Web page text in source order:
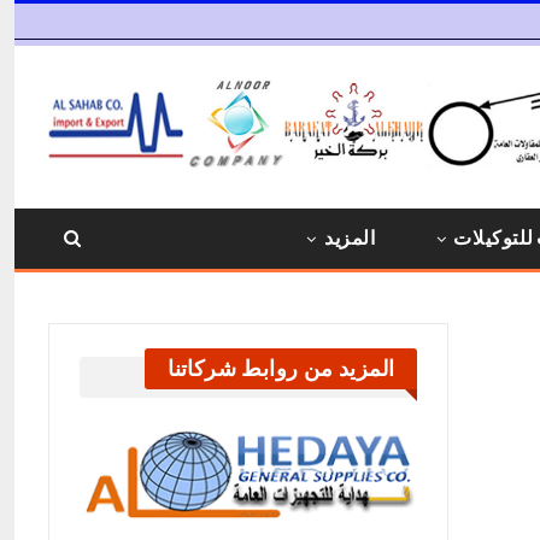
المزيد
المزيد من روابط شركاتنا